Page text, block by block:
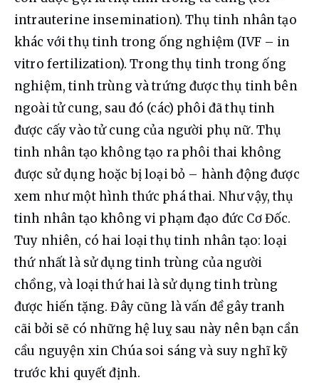
intrauterine insemination). Thụ tinh nhân tạo
khác với thụ tinh trong ống nghiệm (IVF – in
vitro fertilization). Trong thụ tinh trong ống
nghiệm, tinh trùng và trứng được thụ tinh bên
ngoài tử cung, sau đó (các) phôi đã thụ tinh
được cấy vào tử cung của người phụ nữ. Thụ
tinh nhân tạo không tạo ra phôi thai không
được sử dụng hoặc bị loại bỏ – hành động được
xem như một hình thức phá thai. Như vậy, thụ
tinh nhân tạo không vi phạm đạo đức Cơ Đốc.
Tuy nhiên, có hai loại thụ tinh nhân tạo: loại
thứ nhất là sử dụng tinh trùng của người
chồng, và loại thứ hai là sử dụng tinh trùng
được hiến tặng. Đây cũng là vấn đề gây tranh
cãi bởi sẽ có những hệ luỵ sau này nên bạn cần
cầu nguyện xin Chúa soi sáng và suy nghĩ kỹ
trước khi quyết định.